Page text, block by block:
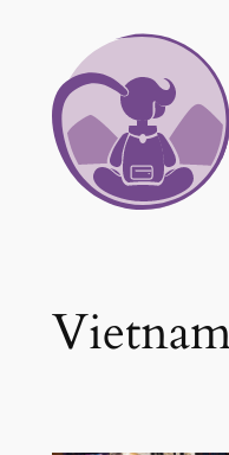
springen